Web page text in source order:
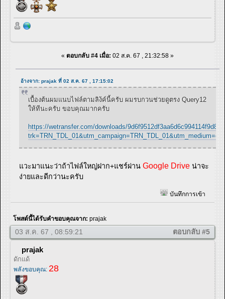
« ตอบกลับ #4 เมื่อ: 02 ส.ค. 67 , 21:32:58 »
อ้างจาก: prajak ที่ 02 ส.ค. 67 , 17:15:02
เบื้องต้นผมแนบไฟล์ตามลิง้ค์นี้ครับ ผมรบกวนช่วยดูตรง Query12
ให้ทีนะครับ ขอบคุณมากครับ
https://wetransfer.com/downloads/
แวะมาแนะว่าถ้าไฟล์ใหญ่ฝาก+แชร์ผ่านGoogle Drive น่าจะ
ง่ายและดีกว่านะครับ
บันทึกการเข้า
โพสต์นี้ได้รับคำขอบคุณจาก: prajak
03 ส.ค. 67 , 08:59:21 ตอบกลับ #5
prajak
ดักแด้
พลังขอบคุณ: 28